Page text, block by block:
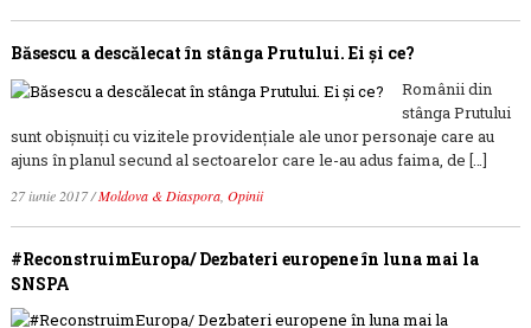
Băsescu a descălecat în stânga Prutului. Ei şi ce?
Românii din
stânga Prutului
sunt obişnuiţi cu vizitele providenţiale ale unor personaje care au
ajuns în planul secund al sectoarelor care le-au adus faima, de […]
27 iunie 2017/Moldova & Diaspora, Opinii
#ReconstruimEuropa/ Dezbateri europene în luna mai la
SNSPA